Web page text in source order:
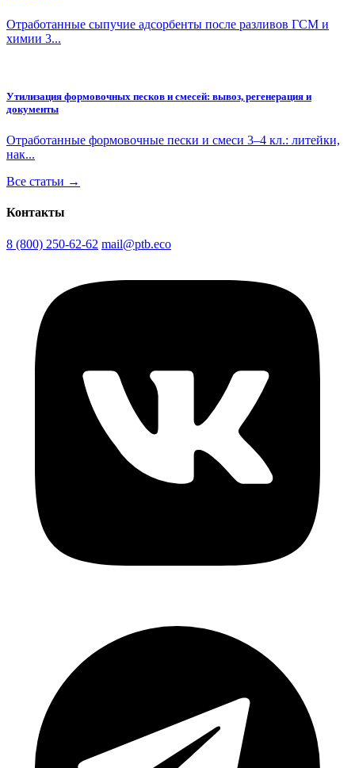
Отработанные сыпучие адсорбенты после разливов ГСМ и
химии 3...
Утилизация формовочных песков и смесей: вывоз, регенерация и
документы
Отработанные формовочные пески и смеси 3–4 кл.: литейки,
нак...
Все статьи →
Контакты
8 (800) 250-62-62 mail@ptb.eco